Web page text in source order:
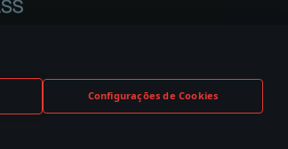
Configurações de Cookies